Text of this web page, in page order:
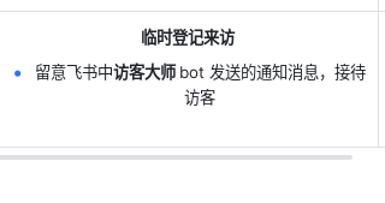
临时登记来访
留意飞书中访客大师 bot 发送的通知消息，接待
访客